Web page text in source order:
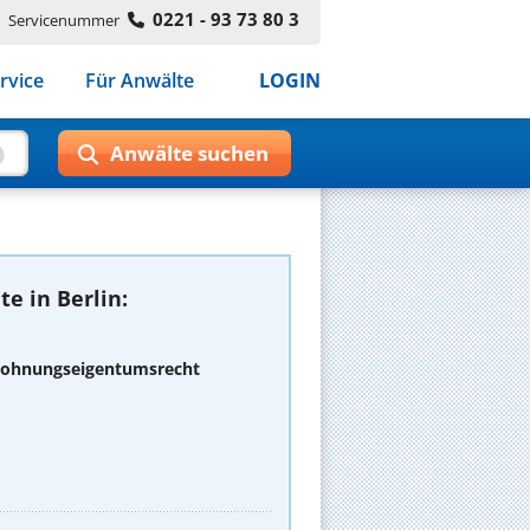
Servicenummer 0221 - 93 73 80 3
Für Anwälte LOGIN
in Berlin: